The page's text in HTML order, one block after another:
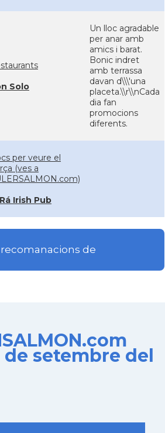
Solo
Un lloc agradable
per anar amb
amics i barat.
Bonic indret
amb terrassa
davan d\\\'una
placeta.\\r\\nCada
dia fan
promocions
diferents.
per veure el
(ves a
Irish Pub
recomanacions de
de setembre del